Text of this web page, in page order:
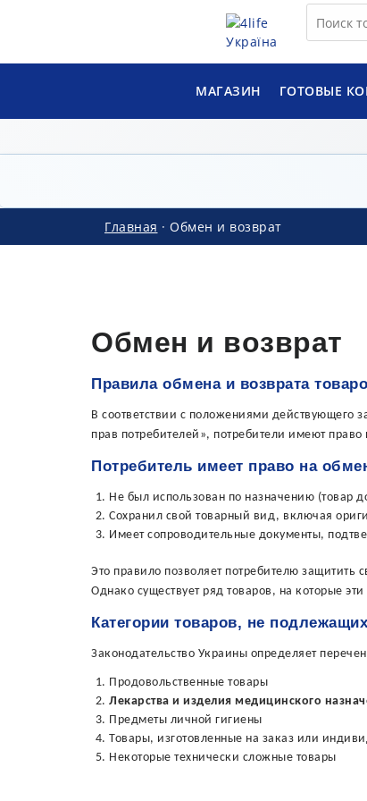
МАГАЗИН ГОТОВЫЕ
Главная · Обмен и возврат
Обмен и возврат
Правила обмена и возврата
В соответствии с положениями действующего
прав потребителей», потребители имеют
Потребитель имеет право на
Не был использован по назначению (товар
Сохранил свой товарный вид, включая
Имеет сопроводительные документы,
Это правило позволяет потребителю защитить
Однако существует ряд товаров, на которые
Категории товаров, не
Законодательство Украины определяет
Продовольственные товары
Лекарства и изделия медицинского
Предметы личной гигиены
Товары, изготовленные на заказ или
Некоторые технически сложные товары